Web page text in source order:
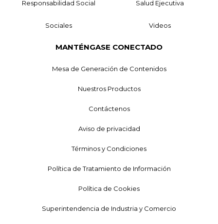
Responsabilidad Social Salud Ejecutiva
Sociales Videos
MANTÉNGASE CONECTADO
Mesa de Generación de Contenidos
Nuestros Productos
Contáctenos
Aviso de privacidad
Términos y Condiciones
Política de Tratamiento de Información
Política de Cookies
Superintendencia de Industria y Comercio